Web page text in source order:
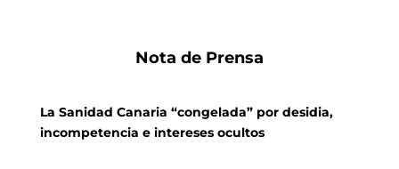
Nota de Prensa
La Sanidad Canaria “congelada” por desidia,
incompetencia e intereses ocultos